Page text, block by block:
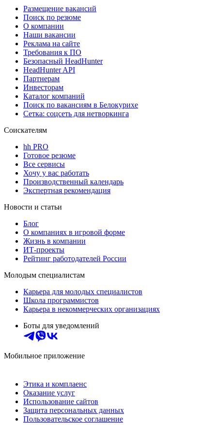
Размещение вакансий
Поиск по резюме
О компании
Наши вакансии
Реклама на сайте
Требования к ПО
Безопасный HeadHunter
HeadHunter API
Партнерам
Инвесторам
Каталог компаний
Поиск по вакансиям в Белокурихе
Сетка: соцсеть для нетворкинга
Соискателям
hh PRO
Готовое резюме
Все сервисы
Хочу у вас работать
Производственный календарь
Экспертная рекомендация
Новости и статьи
Блог
О компаниях в игровой форме
Жизнь в компании
ИТ-проекты
Рейтинг работодателей России
Молодым специалистам
Карьера для молодых специалистов
Школа программистов
Карьера в некоммерческих организациях
Боты для уведомлений
Мобильное приложение
Этика и комплаенс
Оказание услуг
Использование сайтов
Защита персональных данных
Пользовательское соглашение